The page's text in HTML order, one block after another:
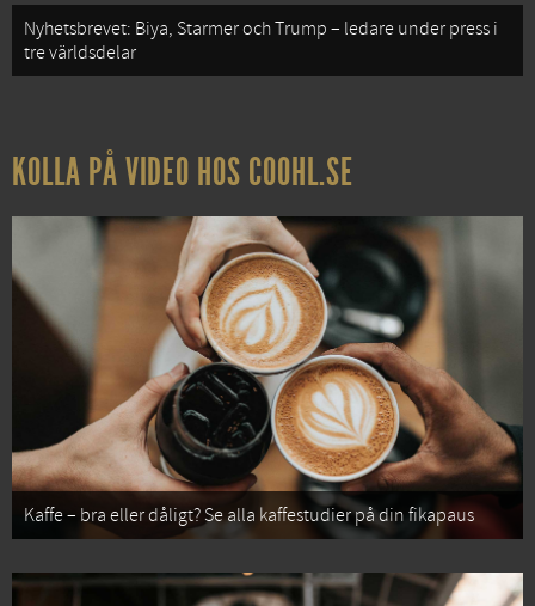
Nyhetsbrevet: Biya, Starmer och Trump – ledare under press i
tre världsdelar
KOLLA PÅ VIDEO HOS COOHL.SE
Kaffe – bra eller dåligt? Se alla kaffestudier på din fikapaus